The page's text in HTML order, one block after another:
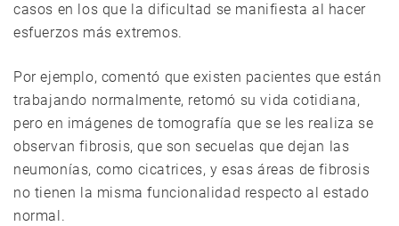
casos en los que la dificultad se manifiesta al hacer
esfuerzos más extremos.
Por ejemplo, comentó que existen pacientes que están
trabajando normalmente, retomó su vida cotidiana,
pero en imágenes de tomografía que se les realiza se
observan fibrosis, que son secuelas que dejan las
neumonías, como cicatrices, y esas áreas de fibrosis
no tienen la misma funcionalidad respecto al estado
normal.